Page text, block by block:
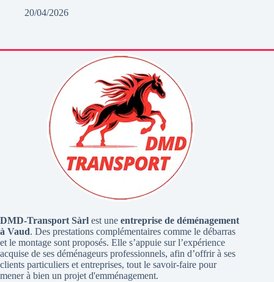
20/04/2026
DMD-Transport Sàrl est une entreprise de déménagement
à Vaud. Des prestations complémentaires comme le débarras
et le montage sont proposés. Elle s’appuie sur l’expérience
acquise de ses déménageurs professionnels, afin d’offrir à ses
clients particuliers et entreprises, tout le savoir-faire pour
mener à bien un projet d'emménagement.